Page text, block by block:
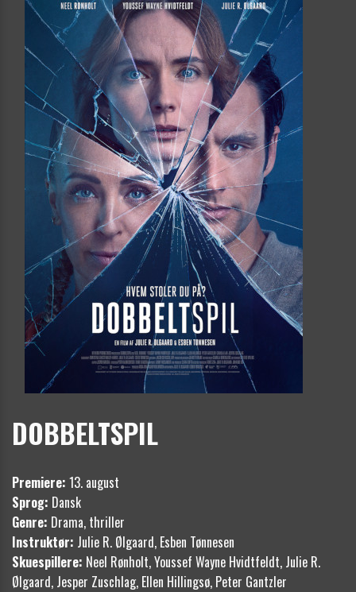
DOBBELTSPIL
Premiere: 13. august
Sprog: Dansk
Genre: Drama, thriller
Instruktør: Julie R. Ølgaard, Esben Tønnesen
Skuespillere: Neel Rønholt, Youssef Wayne Hvidtfeldt, Julie R.
Ølgaard, Jesper Zuschlag, Ellen Hillingsø, Peter Gantzler